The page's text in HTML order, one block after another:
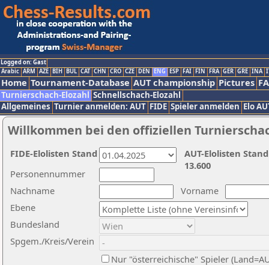
Logged on: Gast
Arabic ARM AZE BIH BUL CAT CHN CRO CZE DEN ENG ESP FAI FIN FRA GER GRE INA
Home Tournament-Database AUT championship Pictures
Turnierschach-Elozahl Schnellschach-Elozahl
Allgemeines Turnier anmelden: AUT FIDE Spieler anmelden Elo
Willkommen bei den offiziellen
Nachname
Vorname
Ebene
Personennummer
Bundesland
Spgem./Kreis/Verein
Nur "österreichische" Spieler
AUT-Elolisten
13.600
FIDE-Elolisten Stand